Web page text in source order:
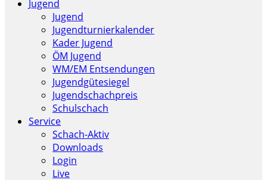
Jugend
Jugend
Jugendturnierkalender
Kader Jugend
ÖM Jugend
WM/EM Entsendungen
Jugendgütesiegel
Jugendschachpreis
Schulschach
Service
Schach-Aktiv
Downloads
Login
Live